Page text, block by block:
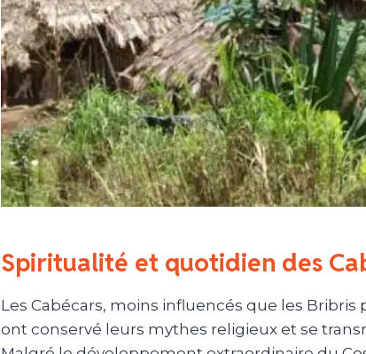
Spiritualité et quotidien des
Les Cabécars, moins influencés que les Bribris
ont conservé leurs mythes religieux et se